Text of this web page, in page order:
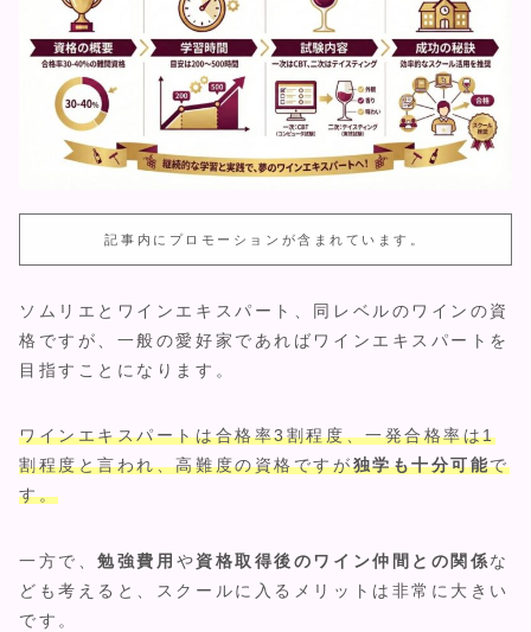
記事内にプロモーションが含まれています。
ソムリエとワインエキスパート、同レベルのワインの資
格ですが、一般の愛好家であればワインエキスパートを
目指すことになります。
ワインエキスパートは合格率3割程度、一発合格率は1
割程度と言われ、高難度の資格ですが独学も十分可能で
す。
一方で、勉強費用 や資格取得後のワイン仲間との関係な
ども考えると、スクールに入るメリットは非常に大きい
です。